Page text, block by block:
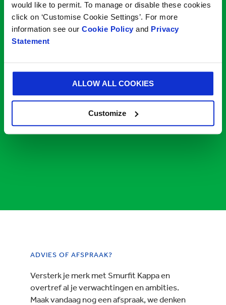
would like to permit. To manage or disable these cookies
click on ‘Customise Cookie Settings’. For more
information see our Cookie Policy and Privacy
Statement
ALLOW ALL COOKIES
Customize
ADVIES OF AFSPRAAK?
Versterk je merk met Smurfit Kappa en
overtref al je verwachtingen en ambities.
Maak vandaag nog een afspraak, we denken